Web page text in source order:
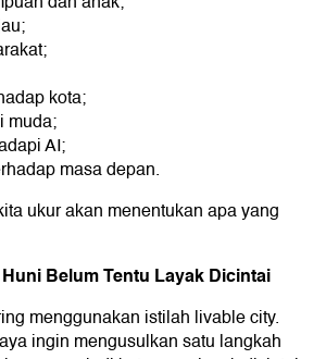
kota;
muda;
AI;
masa depan.
ukur akan menentukan apa yang
Belum Tentu Layak Dicintai
menggunakan istilah livable city.
ingin mengusulkan satu langkah